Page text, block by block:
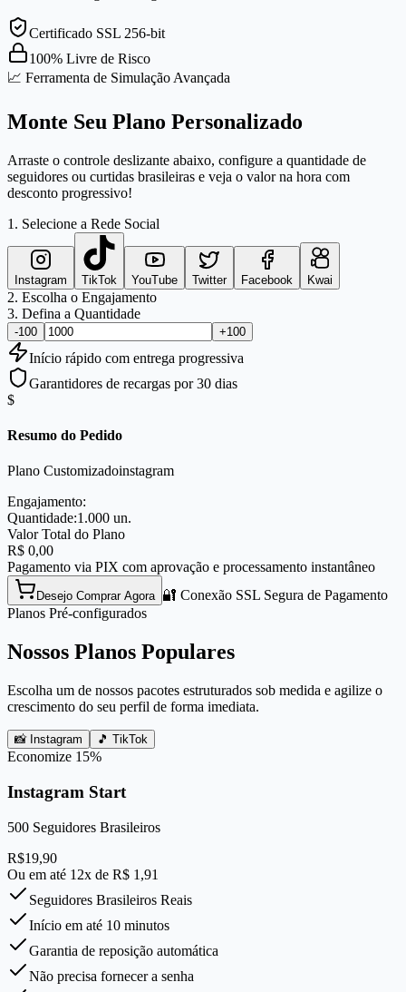
Certificado SSL 256-bit
100% Livre de Risco
📈 Ferramenta de Simulação Avançada
Monte Seu Plano Personalizado
Arraste o controle deslizante abaixo, configure a quantidade de
seguidores ou curtidas brasileiras e veja o valor na hora com
desconto progressivo!
1. Selecione a Rede Social
Instagram TikTok YouTube Twitter Facebook Kwai
2. Escolha o Engajamento
3. Defina a Quantidade
-100 +100
Início rápido com entrega progressiva
Garantidores de recargas por 30 dias
$
Resumo do Pedido
Plano Customizadoinstagram
Engajamento:
Quantidade:1.000 un.
Valor Total do Plano
R$ 0,00
Pagamento via PIX com aprovação e processamento instantâneo
Desejo Comprar Agora 🔐 Conexão SSL Segura de Pagamento
Planos Pré-configurados
Nossos Planos Populares
Escolha um de nossos pacotes estruturados sob medida e agilize o
crescimento do seu perfil de forma imediata.
📸 Instagram 🎵 TikTok
Economize 15%
Instagram Start
500 Seguidores Brasileiros
R$19,90
Ou em até 12x de R$ 1,91
Seguidores Brasileiros Reais
Início em até 10 minutos
Garantia de reposição automática
Não precisa fornecer a senha